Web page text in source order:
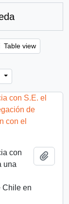
Table view
con
una
Chile en